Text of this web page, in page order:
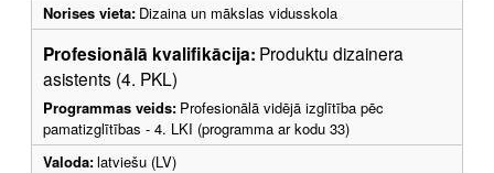
Norises vieta: Dizaina un mākslas vidusskola
Profesionālā kvalifikācija: Produktu dizainera
asistents (4. PKL)
Programmas veids: Profesionālā vidējā izglītība pēc
pamatizglītības - 4. LKI (programma ar kodu 33)
Valoda:latviešu (LV)